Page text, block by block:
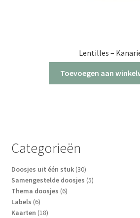
Lentilles –
Toevoegen aan
Categorieën
Doosjes uit één stuk 3030
producten
Samengestelde doosjes 55
Thema doosjes 66
Labels 66
producten
Kaarten 1818